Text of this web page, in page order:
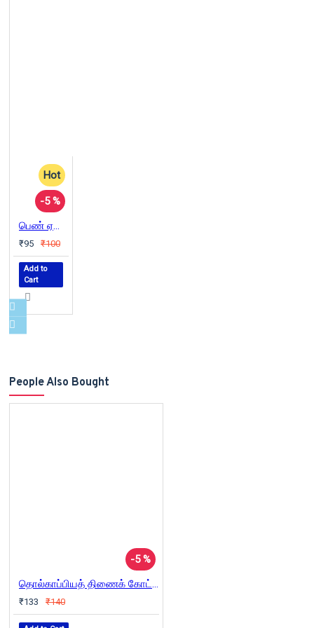
Hot
-5 %
பெண் ஏன் அடிமையானாள்?...
₹95 ₹100
Add to
Cart
People Also Bought
-5 %
தொல்காப்பியத் திணைக் கோட்பாடு: திறனாய்வியல் நோக்கு
₹133 ₹140